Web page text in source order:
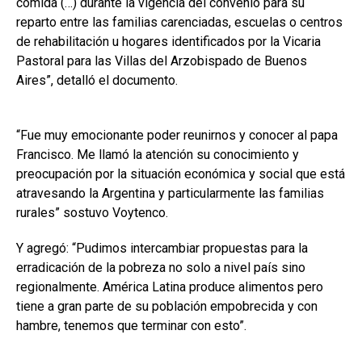
reparto entre las familias carenciadas, escuelas o centros
de rehabilitación u hogares identificados por la Vicaria
Pastoral para las Villas del Arzobispado de Buenos
Aires”, detalló el documento.
“Fue muy emocionante poder reunirnos y conocer al papa
Francisco. Me llamó la atención su conocimiento y
preocupación por la situación económica y social que está
atravesando la Argentina y particularmente las familias
rurales” sostuvo Voytenco.
Y agregó: “Pudimos intercambiar propuestas para la
erradicación de la pobreza no solo a nivel país sino
regionalmente. América Latina produce alimentos pero
tiene a gran parte de su población empobrecida y con
hambre, tenemos que terminar con esto”.